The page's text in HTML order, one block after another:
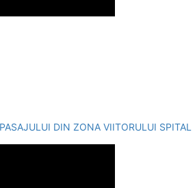
DIN ZONA VIITORULUI SPITAL